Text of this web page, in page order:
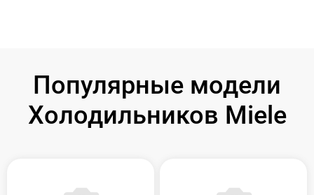
Популярные модели
Холодильников Miele